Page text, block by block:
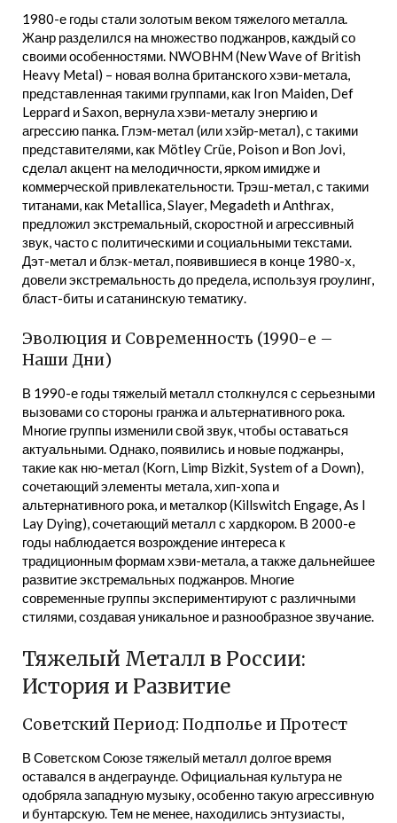
1980-е годы стали золотым веком тяжелого металла.
Жанр разделился на множество поджанров, каждый со
своими особенностями. NWOBHM (New Wave of British
Heavy Metal) – новая волна британского хэви-метала,
представленная такими группами, как Iron Maiden, Def
Leppard и Saxon, вернула хэви-металу энергию и
агрессию панка. Глэм-метал (или хэйр-метал), с такими
представителями, как Mötley Crüe, Poison и Bon Jovi,
сделал акцент на мелодичности, ярком имидже и
коммерческой привлекательности. Трэш-метал, с такими
титанами, как Metallica, Slayer, Megadeth и Anthrax,
предложил экстремальный, скоростной и агрессивный
звук, часто с политическими и социальными текстами.
Дэт-метал и блэк-метал, появившиеся в конце 1980-х,
довели экстремальность до предела, используя гроулинг,
бласт-биты и сатанинскую тематику.
Эволюция и Современность (1990-е –
Наши Дни)
В 1990-е годы тяжелый металл столкнулся с серьезными
вызовами со стороны гранжа и альтернативного рока.
Многие группы изменили свой звук, чтобы оставаться
актуальными. Однако, появились и новые поджанры,
такие как ню-метал (Korn, Limp Bizkit, System of a Down),
сочетающий элементы метала, хип-хопа и
альтернативного рока, и металкор (Killswitch Engage, As I
Lay Dying), сочетающий металл с хардкором. В 2000-е
годы наблюдается возрождение интереса к
традиционным формам хэви-метала, а также дальнейшее
развитие экстремальных поджанров. Многие
современные группы экспериментируют с различными
стилями, создавая уникальное и разнообразное звучание.
Тяжелый Металл в России:
История и Развитие
Советский Период: Подполье и Протест
В Советском Союзе тяжелый металл долгое время
оставался в андеграунде. Официальная культура не
одобряла западную музыку, особенно такую агрессивную
и бунтарскую. Тем не менее, находились энтузиасты,